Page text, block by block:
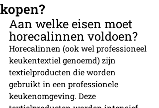
kopen?
Aan welke eisen moet
horecalinnen voldoen?
Horecalinnen (ook wel professioneel
keukentextiel genoemd) zijn
textielproducten die worden
gebruikt in een professionele
keukenomgeving. Deze